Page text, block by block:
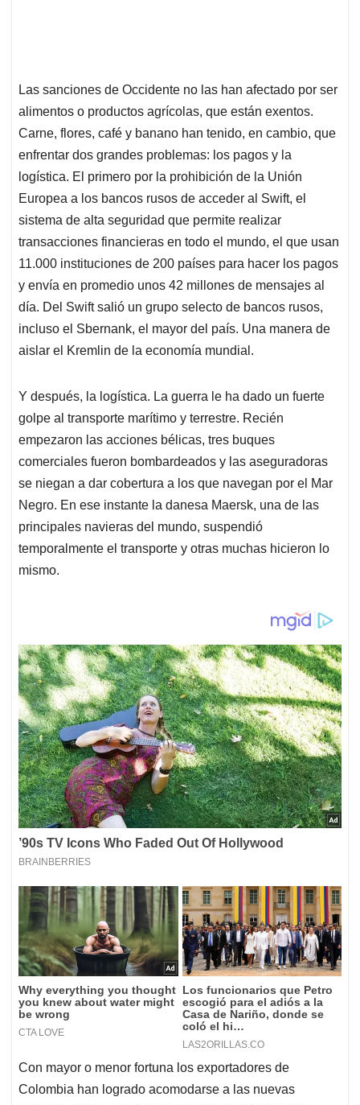
Las sanciones de Occidente no las han afectado por ser
alimentos o productos agrícolas, que están exentos.
Carne, flores, café y banano han tenido, en cambio, que
enfrentar dos grandes problemas: los pagos y la
logística. El primero por la prohibición de la Unión
Europea a los bancos rusos de acceder al Swift, el
sistema de alta seguridad que permite realizar
transacciones financieras en todo el mundo, el que usan
11.000 instituciones de 200 países para hacer los pagos
y envía en promedio unos 42 millones de mensajes al
día. Del Swift salió un grupo selecto de bancos rusos,
incluso el Sbernank, el mayor del país. Una manera de
aislar el Kremlin de la economía mundial.
Y después, la logística. La guerra le ha dado un fuerte
golpe al transporte marítimo y terrestre. Recién
empezaron las acciones bélicas, tres buques
comerciales fueron bombardeados y las aseguradoras
se niegan a dar cobertura a los que navegan por el Mar
Negro. En ese instante la danesa Maersk, una de las
principales navieras del mundo, suspendió
temporalmente el transporte y otras muchas hicieron lo
mismo.
Con mayor o menor fortuna los exportadores de
Colombia han logrado acomodarse a las nuevas